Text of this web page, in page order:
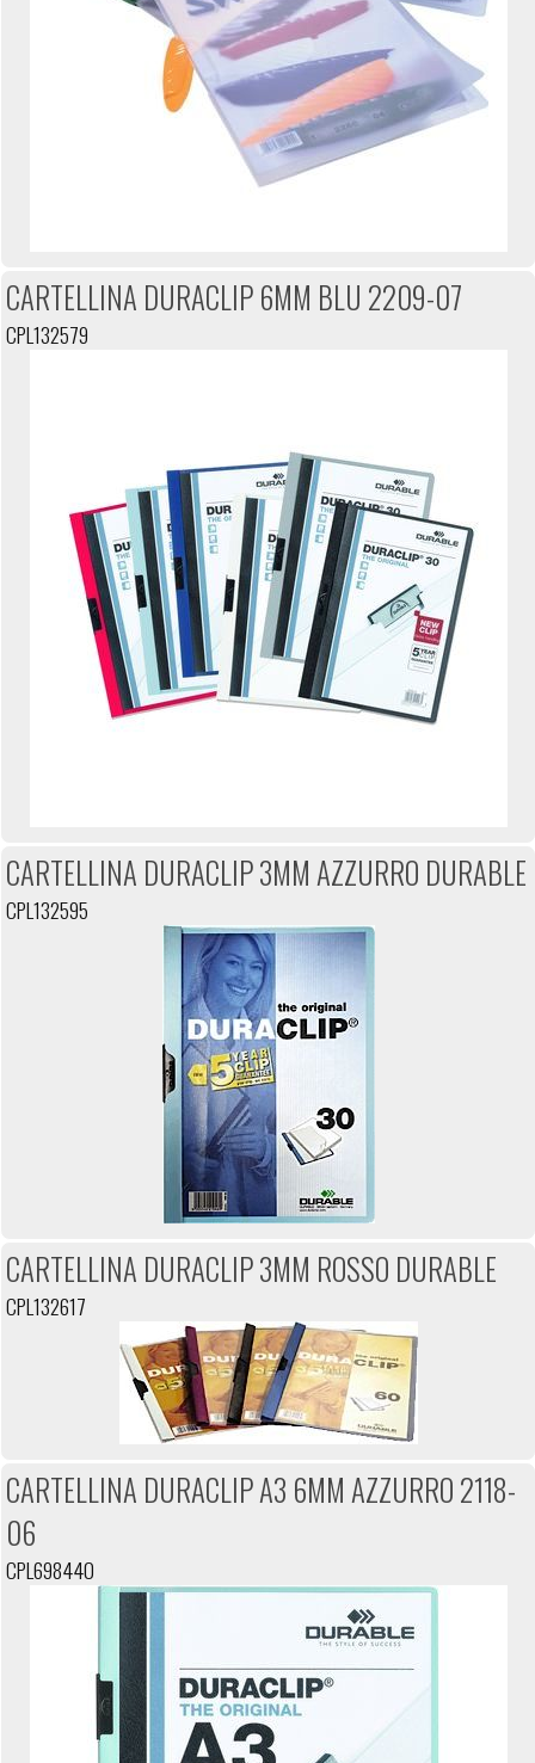
CARTELLINA DURACLIP 6MM BLU 2209-07
CPL132579
CARTELLINA DURACLIP 3MM AZZURRO DURABLE
CPL132595
CARTELLINA DURACLIP 3MM ROSSO DURABLE
CPL132617
CARTELLINA DURACLIP A3 6MM AZZURRO 2118-
06
CPL698440